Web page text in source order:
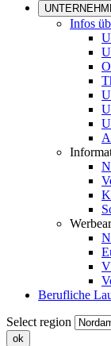
Infos
Berufliche
Select region